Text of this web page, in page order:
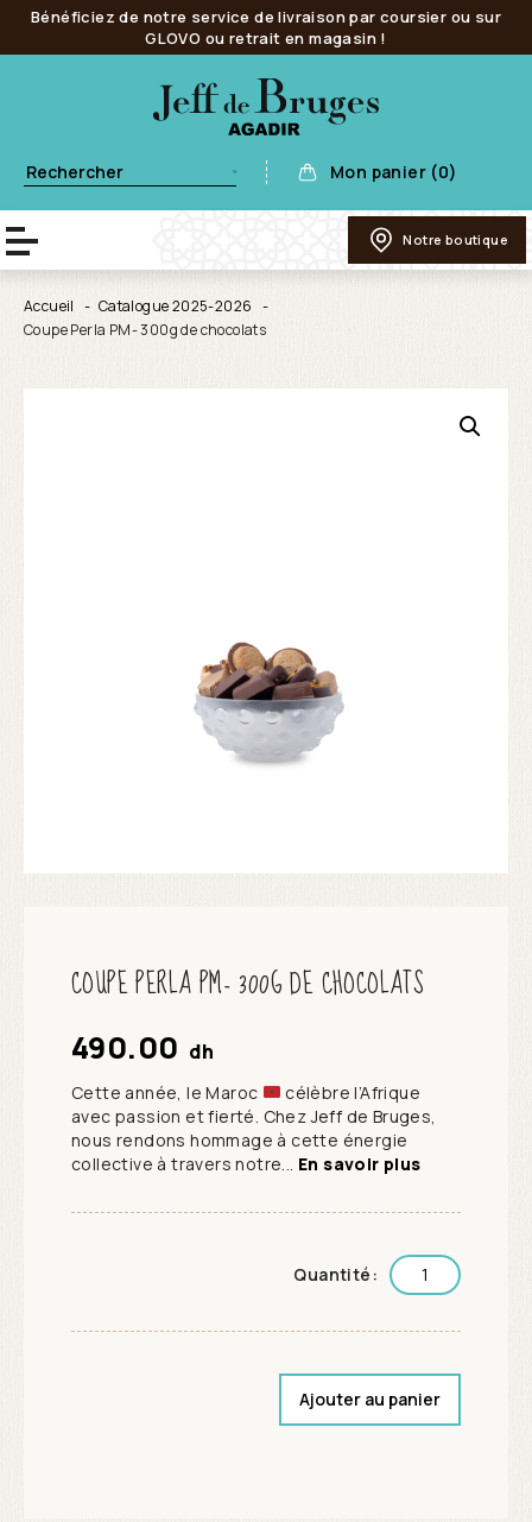
Bénéficiez de notre service de livraison par coursier ou sur
GLOVO ou retrait en magasin !
Mon panier (0)
Notre boutique
Accueil
Catalogue 2025-2026
Coupe Perla PM- 300g de chocolats
COUPE PERLA PM- 300G DE CHOCOLATS
490.00 dh
Cette année, le Maroc
célèbre l’Afrique
avec passion et fierté. Chez Jeff de Bruges,
nous rendons hommage à cette énergie
collective à travers notre... En savoir plus
Quantité:
Ajouter au panier